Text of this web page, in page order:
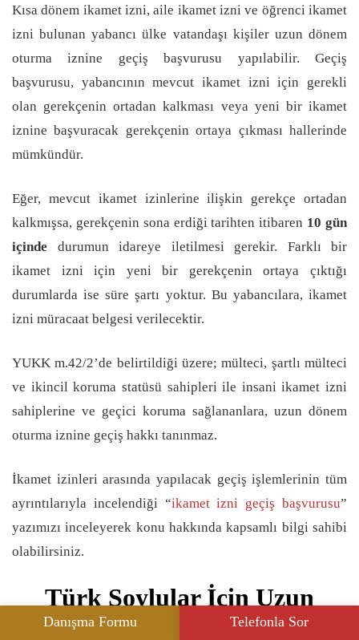
Kısa dönem ikamet izni, aile ikamet izni ve öğrenci ikamet
izni bulunan yabancı ülke vatandaşı kişiler uzun dönem
oturma iznine geçiş başvurusu yapılabilir. Geçiş
başvurusu, yabancının mevcut ikamet izni için gerekli
olan gerekçenin ortadan kalkması veya yeni bir ikamet
iznine başvuracak gerekçenin ortaya çıkması hallerinde
mümkündür.
Eğer, mevcut ikamet izinlerine ilişkin gerekçe ortadan
kalkmışsa, gerekçenin sona erdiği tarihten itibaren 10 gün
içinde durumun idareye iletilmesi gerekir. Farklı bir
ikamet izni için yeni bir gerekçenin ortaya çıktığı
durumlarda ise süre şartı yoktur. Bu yabancılara, ikamet
izni müracaat belgesi verilecektir.
YUKK m.42/2’de belirtildiği üzere; mülteci, şartlı mülteci
ve ikincil koruma statüsü sahipleri ile insani ikamet izni
sahiplerine ve geçici koruma sağlananlara, uzun dönem
oturma iznine geçiş hakkı tanınmaz.
İkamet izinleri arasında yapılacak geçiş işlemlerinin tüm
ayrıntılarıyla incelendiği “ikamet izni geçiş başvurusu”
yazımızı inceleyerek konu hakkında kapsamlı bilgi sahibi
olabilirsiniz.
Türk Soylular İçin Uzun
Dönem İkamet İzni
Danışma Formu Telefonla Sor